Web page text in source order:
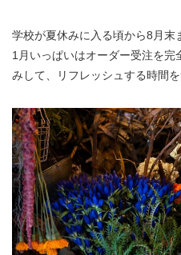
学校が夏休みに入る頃から8月末
1月いっぱいはオーダー受注を
みして、リフレッシュする時間